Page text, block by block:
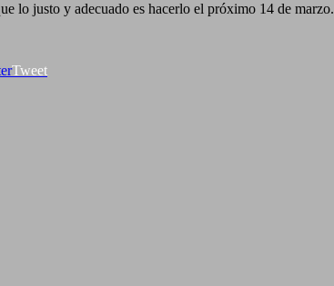
lo justo y adecuado es hacerlo el próximo 14 de marzo.
Tweet